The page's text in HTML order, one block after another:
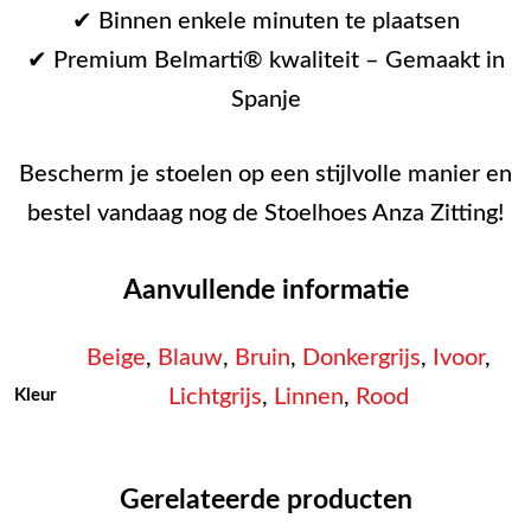
✔ Binnen enkele minuten te plaatsen
✔ Premium Belmarti® kwaliteit – Gemaakt in
Spanje
Bescherm je stoelen op een stijlvolle manier en
bestel vandaag nog de Stoelhoes Anza Zitting!
Aanvullende informatie
Kleur
Beige, Blauw, Bruin, Donkergrijs, Ivoor,
Lichtgrijs, Linnen, Rood
Gerelateerde producten